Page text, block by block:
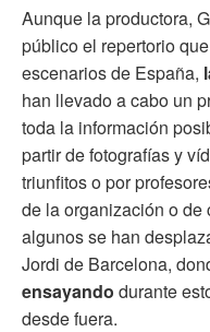
Aunque la productora,
público el repertorio
escenarios de España,
han llevado a cabo un
toda la información
partir de fotografías y
triunfitos o por
de la organización o de
algunos se han
Jordi de Barcelona,
ensayando durante
desde fuera.